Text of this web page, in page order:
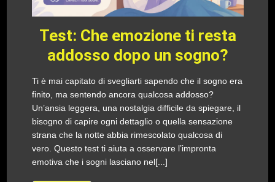
Test: Che emozione ti resta
addosso dopo un sogno?
Ti è mai capitato di svegliarti sapendo che il sogno era
finito, ma sentendo ancora qualcosa addosso?
Un’ansia leggera, una nostalgia difficile da spiegare, il
bisogno di capire ogni dettaglio o quella sensazione
strana che la notte abbia rimescolato qualcosa di
vero. Questo test ti aiuta a osservare l’impronta
emotiva che i sogni lasciano nel[...]